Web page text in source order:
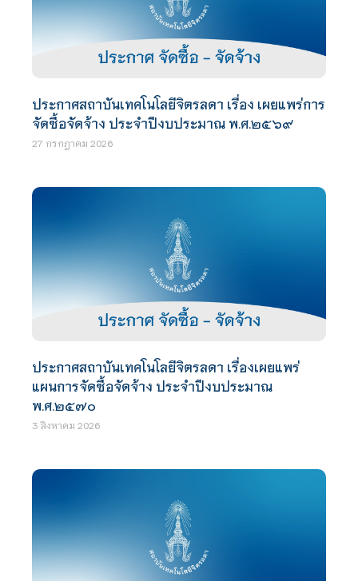
ประกาศสถาบันเทคโนโลยีจิตรลดา เรื่อง เผยแพร่การ
จัดซื้อจัดจ้าง ประจำปีงบประมาณ พ.ศ.๒๕๖๙
27 กรกฎาคม 2026
ประกาศสถาบันเทคโนโลยีจิตรลดา เรื่องเผยแพร่
แผนการจัดซื้อจัดจ้าง ประจำปีงบประมาณ
พ.ศ.๒๕๗๐
3 สิงหาคม 2026